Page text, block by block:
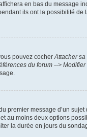
en bas du message
ils ont la possibilité
pouvez cocher Attacher
du forum -->
message d’un
au moins deux options
la durée en jours du